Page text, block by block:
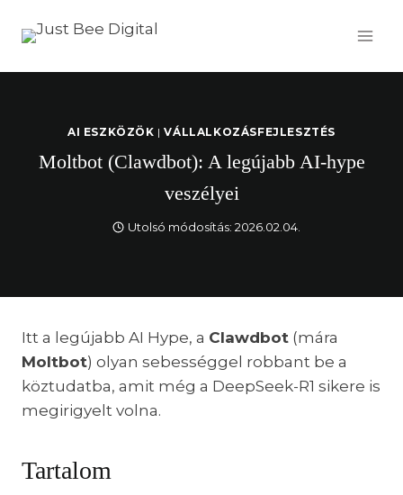
AI ESZKÖZÖK |VÁLLALKOZÁSFEJLESZTÉS
Moltbot (Clawdbot): A legújabb AI-hype
veszélyei
Utolsó módosítás: 2026.02.04.
Itt a legújabb AI Hype, a Clawdbot (mára
Moltbot) olyan sebességgel robbant be a
köztudatba, amit még a DeepSeek-R1 sikere is
megirigyelt volna.
Tartalom